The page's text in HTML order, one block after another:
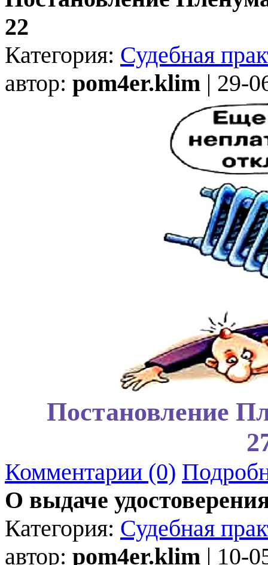
22
Категория: Судебная
автор: pom4er.klim | 29-
Постановление
Комментарии (0)
О выдаче
Категория: Судебная
автор: pom4er.klim | 10-